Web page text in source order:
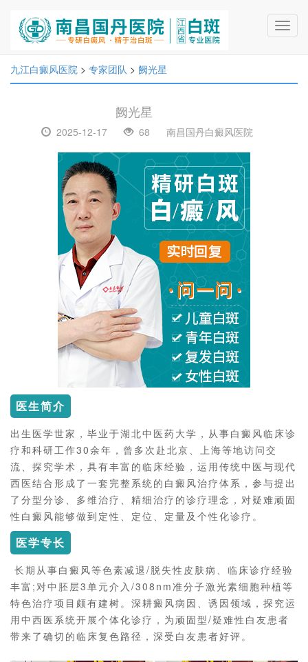
九江白癜风医院 > 专家团队 > 阙光星
阙光星
2025-12-17 68 南昌国丹白癜风医院
医生简介
出生医学世家，毕业于湖北中医药大学，从事白癜风临床诊
疗和科研工作30余年，曾多次赴北京、上海等地访问交
流、探究学术，具有丰富的临床经验，运用传统中医与现代
西医结合形成了一套完整系统的白癜风治疗体系，参与提出
了分型分诊、多维治疗、精细治疗的诊疗理念，对疑难顽固
性白癜风能够做到定性、定位、定量及个性化诊疗。
医学专长
长期从事白癜风等色素减退/脱失性皮肤病、临床诊疗经验
丰富;对中胚层3单元介入/308nm准分子激光素细胞种植等
特色治疗项目颇有建树。深耕癜风病因、诱因领域，探究运
用中西医系统开展个体化诊疗，为顽固型/疑难性白友患者
带来了确切的临床复色路径，深受白友患者好评。